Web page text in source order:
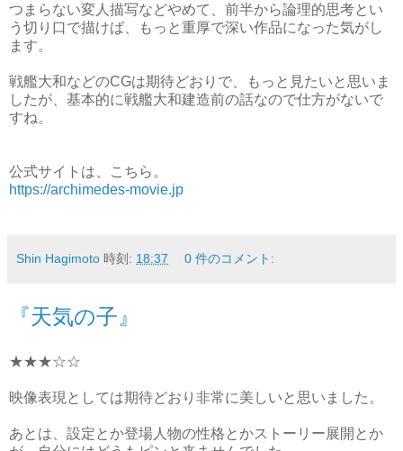
つまらない変人描写などやめて、前半から論理的思考とい
う切り口で描けば、もっと重厚で深い作品になった気がし
ます。
戦艦大和などのCGは期待どおりで、もっと見たいと思いま
したが、基本的に戦艦大和建造前の話なので仕方がないで
すね。
公式サイトは、こちら。
https://archimedes-movie.jp
Shin Hagimoto 時刻: 18:37 0 件のコメント:
『天気の子』
★★★☆☆
映像表現としては期待どおり非常に美しいと思いました。
あとは、設定とか登場人物の性格とかストーリー展開とか